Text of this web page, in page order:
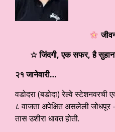
☆ जिंदगी, एक सफर, है
२१ जानेवारी…
वडोदरा (बडोदा) रेल्वे
८ वाजता अपेक्षित असलेली
तास उशीरा धावत होती.